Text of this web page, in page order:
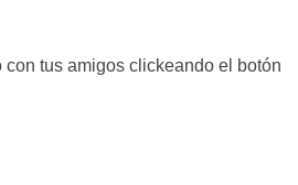
con tus amigos clickeando el botón